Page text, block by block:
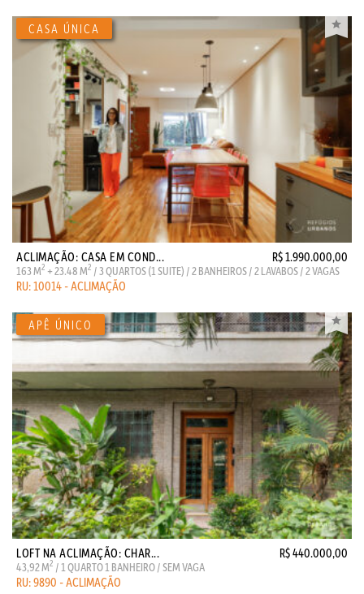
ACLIMAÇÃO: CASA EM COND... R$ 1.990.000,00
163 M2 + 23.48 M2 / 3 QUARTOS (1 SUITE) / 2 BANHEIROS / 2 LAVABOS / 2 VAGAS
RU: 10014 - ACLIMAÇÃO
LOFT NA ACLIMAÇÃO: CHAR... R$ 440.000,00
43,92 M2 / 1 QUARTO 1 BANHEIRO / SEM VAGA
RU: 9890 - ACLIMAÇÃO